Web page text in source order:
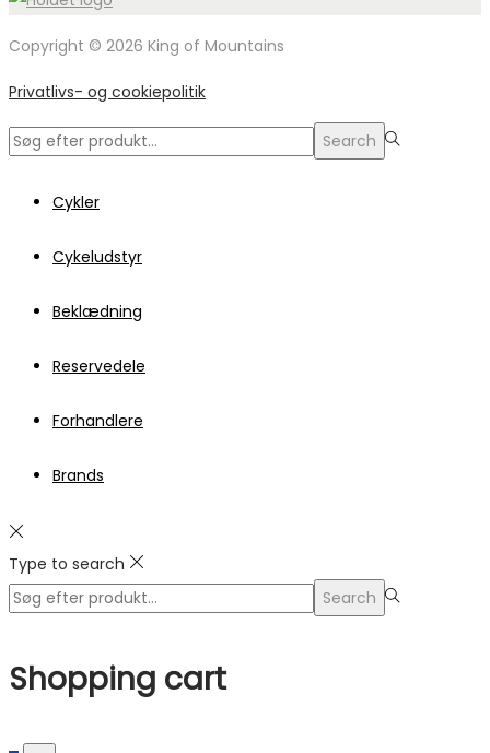
Copyright © 2026 King of Mountains
Privatlivs- og cookiepolitik
Search
Search
Cykler
Cykeludstyr
Beklædning
Reservedele
Forhandlere
Brands
Type to search
Search
Search
Shopping cart